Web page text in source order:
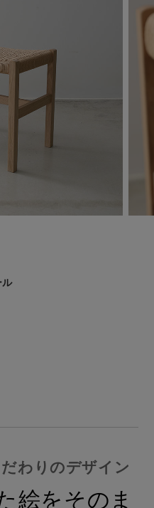
ル
わりのデザイン
絵をそのま